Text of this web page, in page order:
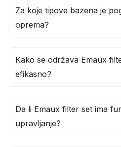
Za koje tipove bazena je
oprema?
Kako se održava Emaux
efikasno?
Da li Emaux filter set ima
upravljanje?